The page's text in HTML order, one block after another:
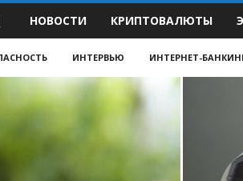
-
C
НОВОСТИ КРИПТОВАЛЮТЫ
ИНТЕРВЬЮ ИНТЕРНЕТ-